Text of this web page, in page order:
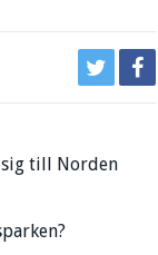
till Norden